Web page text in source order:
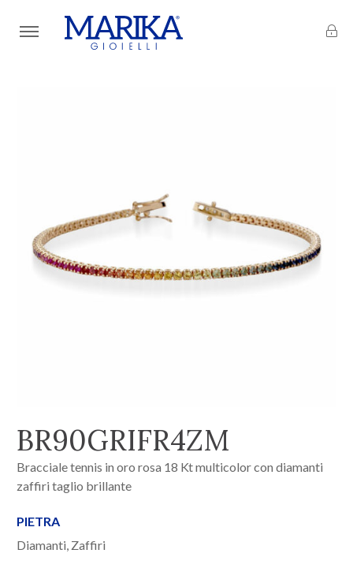
BR90GRIFR4ZM
Bracciale tennis in oro rosa 18 Kt multicolor con diamanti
zaffiri taglio brillante
PIETRA
Diamanti, Zaffiri